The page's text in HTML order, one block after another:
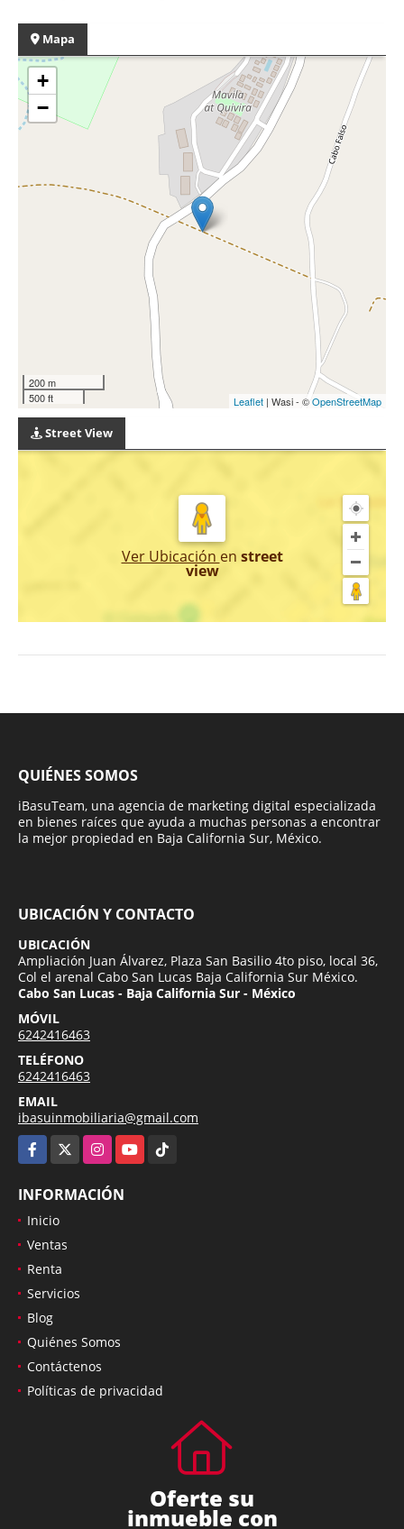
Mapa
+
−
200 m
500 ft
Leaflet | Wasi - ©OpenStreetMap
Street View
Ver Ubicación en street
view
QUIÉNES SOMOS
iBasuTeam, una agencia de marketing digital especializada
en bienes raíces que ayuda a muchas personas a encontrar
la mejor propiedad en Baja California Sur, México.
UBICACIÓN Y CONTACTO
UBICACIÓN
Ampliación Juan Álvarez, Plaza San Basilio 4to piso, local 36,
Col el arenal Cabo San Lucas Baja California Sur México.
Cabo San Lucas - Baja California Sur - México
MÓVIL
6242416463
TELÉFONO
6242416463
EMAIL
ibasuinmobiliaria@gmail.com
Facebook
InstagramYouTubeTikTok
INFORMACIÓN
Inicio
Ventas
Renta
Servicios
Blog
Quiénes Somos
Contáctenos
Políticas de privacidad
Oferte su
inmueble con